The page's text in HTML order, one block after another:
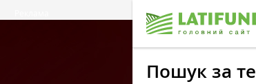
Пошук за